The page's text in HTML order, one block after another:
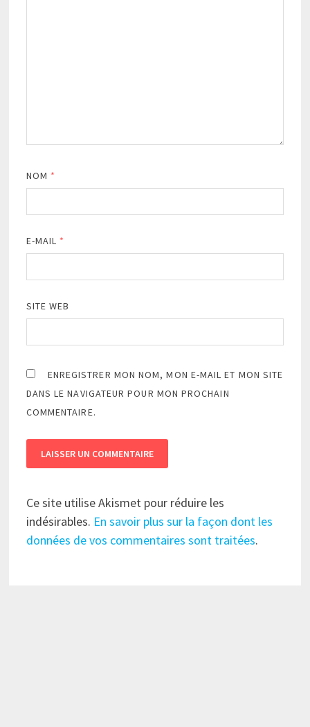
NOM *
E-MAIL *
SITE WEB
ENREGISTRER MON NOM, MON E-MAIL ET MON SITE
DANS LE NAVIGATEUR POUR MON PROCHAIN
COMMENTAIRE.
Ce site utilise Akismet pour réduire les
indésirables. En savoir plus sur la façon dont les
données de vos commentaires sont traitées.